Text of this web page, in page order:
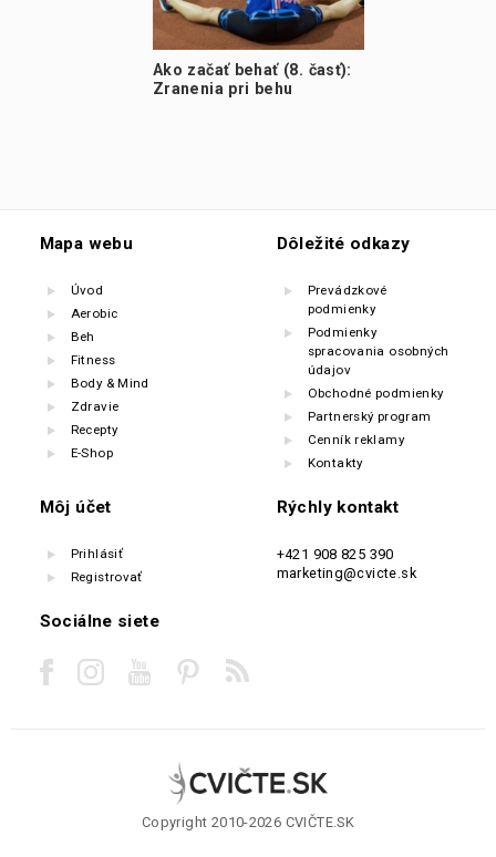
Ako začať behať (8. časť):
Zranenia pri behu
Mapa webu
Úvod
Aerobic
Beh
Fitness
Body & Mind
Zdravie
Recepty
E-Shop
Dôležité odkazy
Prevádzkové
podmienky
Podmienky
spracovania osobných
údajov
Obchodné podmienky
Partnerský program
Cenník reklamy
Kontakty
Môj účet
Prihlásiť
Registrovať
Rýchly kontakt
+421 908 825 390
marketing@cvicte.sk
Sociálne siete
Copyright 2010-2026 CVIČTE.SK